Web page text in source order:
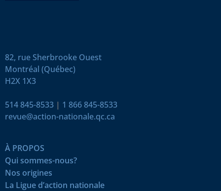
82, rue Sherbrooke Ouest
Montréal (Québec)
H2X 1X3
514 845-8533 | 1 866 845-8533
revue@action-nationale.qc.ca
À PROPOS
Qui sommes-nous?
Nos origines
La Ligue d’action nationale